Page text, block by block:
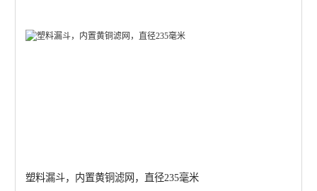
塑料漏斗，内置黄铜滤网，直径235毫米